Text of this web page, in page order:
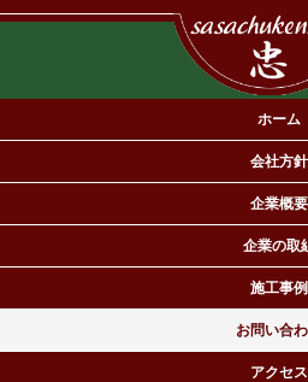
有限会社佐々忠建設は住宅の新築・リ
す。
ホーム
会社方針
企業概要
企業の取
施工事例
お問い合
アクセス